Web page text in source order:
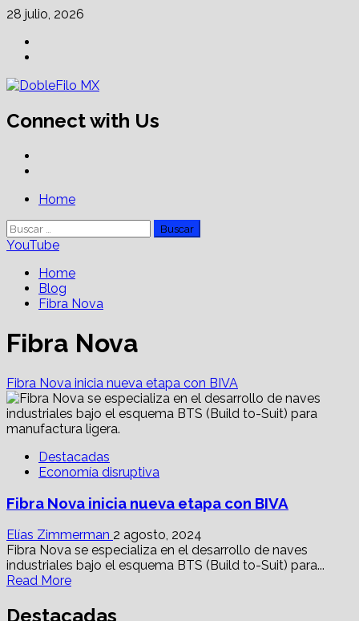
Skip
content
28 julio, 2026
Connect with Us
PrimaryHome
Buscar:
YouTube
Home
Blog
Fibra Nova
Fibra Nova
Fibra Nova inicia nueva etapa con BIVA
Destacadas
Economía disruptiva
Fibra Nova inicia nueva etapa con BIVA
Elías Zimmerman 2 agosto, 2024
Fibra Nova se especializa en el desarrollo de naves
industriales bajo el esquema BTS (Build to-Suit) para...
Read MoreRead
about
Destacadas